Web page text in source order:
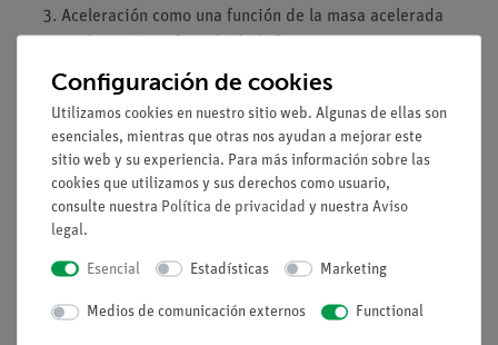
Aceleración como una función de la masa acelerada
Qué se aprende
Velocidad
Aceleración
Fuerza
Aceleración por gravedad
Configuración de cookies
Utilizamos cookies en nuestro sitio web. Algunas de ellas son
esenciales, mientras que otras nos ayudan a mejorar este
sitio web y su experiencia. Para más información sobre las
cookies que utilizamos y sus derechos como usuario,
consulte nuestra Política de privacidad y nuestra Aviso
legal.
Esencial Estadísticas Marketing
Medios de comunicación externos Functional